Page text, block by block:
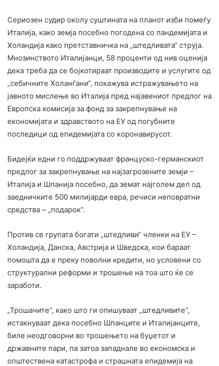
Сериозен судир околу суштината на планот изби помеѓу
Италија, како земја посебно погодена со пандемијата и
Холандија како претставничка на „штедливата“ струја.
Мнозинството Италијанци, 58 проценти од нив оценија
дека треба да се бојкотираат производите и услугите од
„себичните Холанѓани“, покажува истражувањето на
јавното мислење во Италија пред најавениот предлог на
Европска комисија за фонд за закрепнување на
економијата и здравството на ЕУ од погубните
последици од епидемијата со коронавирусот.
Бидејќи едни го поддржуваат француско-германскиот
предлог за закрепнување на најзагрозените земји –
Италија и Шпанија посебно, да земат најголем дел од
заедничките 500 милијарди евра, речиси неповратни
средства – „подарок“.
Против се групата богати „штедливи“ членки на ЕУ –
Холандија, Данска, Австрија и Шведска, кои бараат
помошта да е преку поволни кредити, но условени со
структурални реформи и трошење на тоа што ќе се
заработи.
„Трошачите“, како што ги опишуваат „штедливите“,
истакнуваат дека посебно Шпанците и Италијанците,
биле неодговорни во трошењето на буџетот и
државните пари, па затоа западнале во економска и
општествена катастрофа и страшната епидемија на